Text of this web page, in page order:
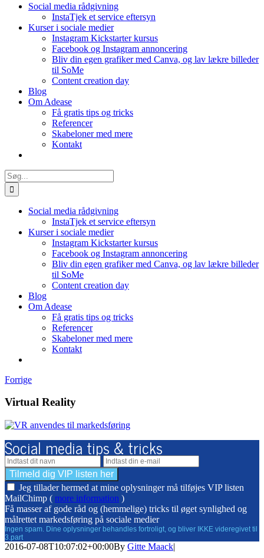
Social media rådgivning
InstaTjek et service eftersyn
Kurser i sociale medier
Instagram Kickstarter kursus
Facebook og Instagram annoncering
Bliv din egen grafiker med Canva, og lav lækre billeder
til SoMe
Content creation day
Blog
Om Adease
Få gratis tips og tricks
Referencer
Skabeloner med mere
Kontakt
Søg
efter:
Social media rådgivning
InstaTjek et service eftersyn
Kurser i sociale medier
Instagram Kickstarter kursus
Facebook og Instagram annoncering
Bliv din egen grafiker med Canva, og lav lækre billeder
til SoMe
Content creation day
Blog
Om Adease
Få gratis tips og tricks
Referencer
Skabeloner med mere
Kontakt
Forrige
Virtual Reality
Social media tips & tricks
Jeg tillader hermed at mine oplysninger må tilføjes VIP listen
MailChimp ( more information )
Få masser af gode råd og (hemmelige) tricks til øget synlighed og
målrettet markedsføring på sociale medier
Ingen spam. Dine oplysninger behandles fortroligt, og bliver IKKE videregivet til
3.part
2016-07-08T10:07:02+00:00By Gitte Maack|